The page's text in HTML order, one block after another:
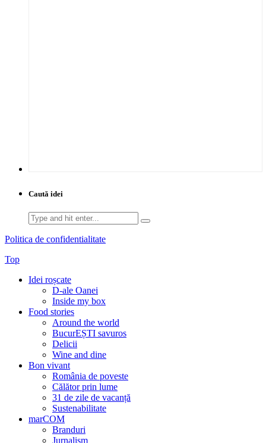
Caută idei
Search
for:
Politica de confidentialitate
Top
Idei roșcate
D-ale Oanei
Inside my box
Food stories
Around the world
BucurEȘTI savuros
Delicii
Wine and dine
Bon vivant
România de poveste
Călător prin lume
31 de zile de vacanță
Sustenabilitate
marCOM
Branduri
Jurnalism